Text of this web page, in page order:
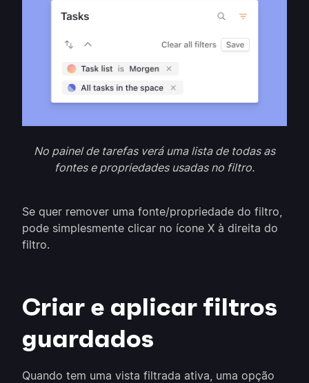
No painel de tarefas verá uma lista de todas as
fontes e propriedades usadas no filtro.
Se quer remover uma fonte/propriedade do filtro,
pode simplesmente clicar no ícone X à direita do
filtro.
Criar e aplicar filtros
guardados
Quando tem uma vista filtrada ativa, uma opção